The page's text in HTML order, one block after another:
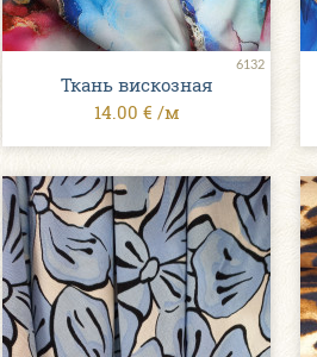
6132
Ткань вискозная
14.00 € /м